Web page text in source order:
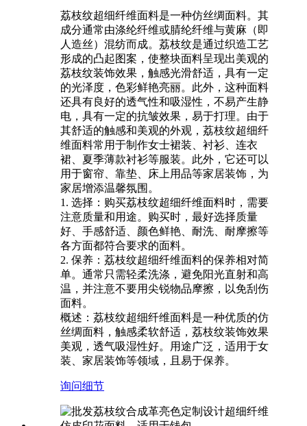
荔枝纹超细纤维面料是一种仿丝绸面料。其
成分通常由涤纶纤维或腈纶纤维与黄麻（即
人造丝）混纺而成。荔枝纹是通过织造工艺
形成的凸起图案，使整块面料呈现出美观的
荔枝纹装饰效果，触感光滑舒适，具有一定
的光泽度，色彩鲜艳亮丽。此外，这种面料
还具有良好的透气性和吸湿性，不易产生静
电，具有一定的抗皱效果，易于打理。由于
其舒适的触感和美观的外观，荔枝纹超细纤
维面料常用于制作女士裙装、衬衫、连衣
裙、夏季薄款衬衫等服装。此外，它还可以
用于窗帘、靠垫、床上用品等家居装饰，为
家居增添温馨氛围。
1. 选择：购买荔枝纹超细纤维面料时，需要
注意质量和用途。购买时，最好选择质量
好、手感舒适、颜色鲜艳、耐洗、耐摩擦等
各方面都符合要求的面料。
2. 保养：荔枝纹超细纤维面料的保养相对简
单。通常只需轻柔洗涤，避免阳光直射和高
温，并注意不要用尖锐物品摩擦，以免刮伤
面料。
概述：荔枝纹超细纤维面料是一种优质的仿
丝绸面料，触感柔软舒适，荔枝纹装饰效果
美观，透气吸湿性好。用途广泛，适用于女
装、家居装饰等领域，且易于保养。
询问细节